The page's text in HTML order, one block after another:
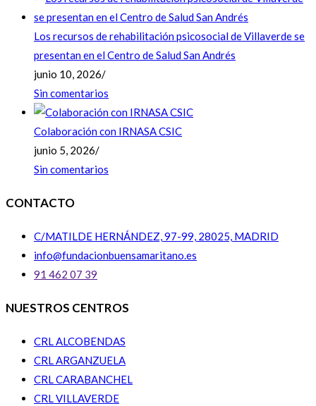
Los recursos de rehabilitación psicosocial de Villaverde se
presentan en el Centro de Salud San Andrés
junio 10, 2026/
Sin comentarios
Colaboración con IRNASA CSIC
junio 5, 2026/
Sin comentarios
CONTACTO
C/MATILDE HERNÁNDEZ, 97-99, 28025, MADRID
info@fundacionbuensamaritano.es
91 462 07 39
NUESTROS CENTROS
CRL ALCOBENDAS
CRL ARGANZUELA
CRL CARABANCHEL
CRL VILLAVERDE